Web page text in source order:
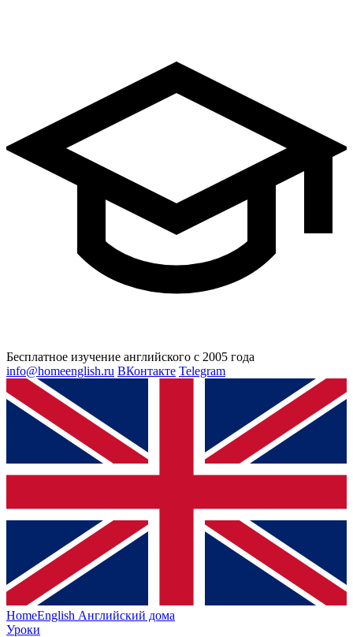
Бесплатное изучение английского с 2005 года
info@homeenglish.ru ВКонтакте Telegram
HomeEnglish Английский дома
Уроки